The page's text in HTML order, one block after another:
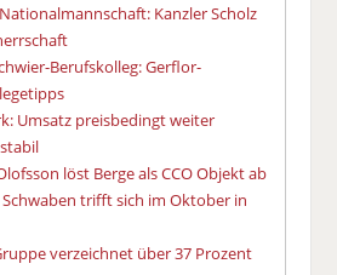
Kanzler Scholz
Berufskolleg: Gerflor-
Umsatz preisbedingt weiter
löst Berge als CCO Objekt ab
trifft sich im Oktober in
verzeichnet über 37 Prozent